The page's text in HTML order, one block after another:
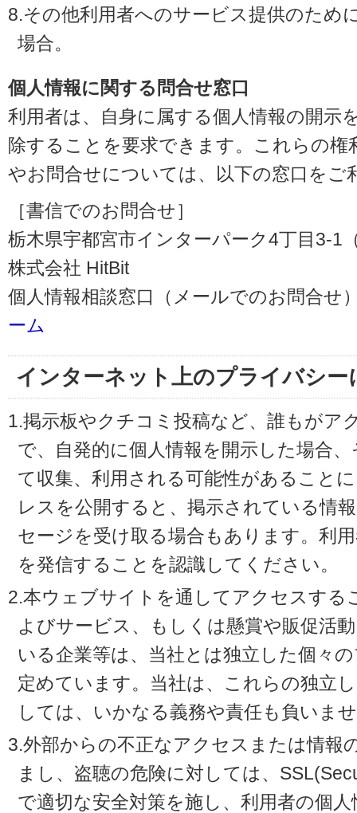
8.その他利用者へのサービス提供のため
場合。
個人情報に関する問合せ窓口
利用者は、自身に属する個人情報の開示
除することを要求できます。これらの権
やお問合せについては、以下の窓口をご
［書信でのお問合せ］
栃木県宇都宮市インターパーク4丁目3-1
株式会社 HitBit
個人情報相談窓口（メールでのお問合せ
ーム
インターネット上のプライバシー
1.掲示板やクチコミ投稿など、誰もがア
で、自発的に個人情報を開示した場合
て収集、利用される可能性があること
レスを公開すると、掲示されている情
セージを受け取る場合もあります。利
を発信することを認識してください。
2.本ウェブサイトを通してアクセスする
よびサービス、もしくは懸賞や販促活
いる企業等は、当社とは独立した個々
定めています。当社は、これらの独立
しては、いかなる義務や責任も負いま
3.外部からの不正なアクセスまたは情報
まし、盗聴の危険に対しては、
で適切な安全対策を施し、利用者の個